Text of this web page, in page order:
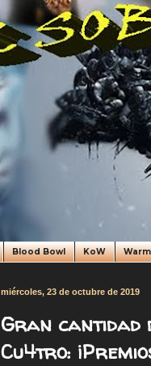
Blood Bowl KoW
miércoles, 23 de octubre de 2019
Gran cantidad
Cu4tro: